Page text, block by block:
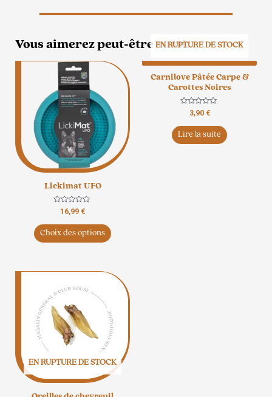
Vous aimerez peut-être aussi…
Lickimat UFO
Note
sur
5
16,99 €
Choix des options
Ce
produit
plusieurs
variations.
Les
options
peuvent
EN RUPTURE DE STOCK
Carnilove Pâtée Carpe &
Carottes Noires
Note
sur
5
3,90 €
Lire la suite
EN RUPTURE DE STOCK